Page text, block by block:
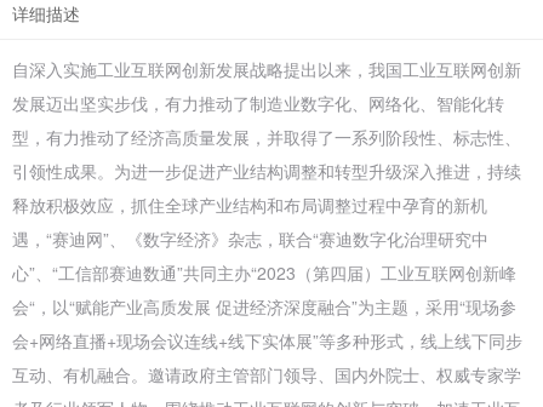
详细描述
自深入实施工业互联网创新发展战略提出以来，我国工业互联网创新
发展迈出坚实步伐，有力推动了制造业数字化、网络化、智能化转
型，有力推动了经济高质量发展，并取得了一系列阶段性、标志性、
引领性成果。为进一步促进产业结构调整和转型升级深入推进，持续
释放积极效应，抓住全球产业结构和布局调整过程中孕育的新机
遇，“赛迪网”、《数字经济》杂志，联合“赛迪数字化治理研究中
心”、“工信部赛迪数通”共同主办“2023（第四届）工业互联网创新峰
会“，以“赋能产业高质发展 促进经济深度融合”为主题，采用“现场参
会+网络直播+现场会议连线+线下实体展”等多种形式，线上线下同步
互动、有机融合。邀请政府主管部门领导、国内外院士、权威专家学